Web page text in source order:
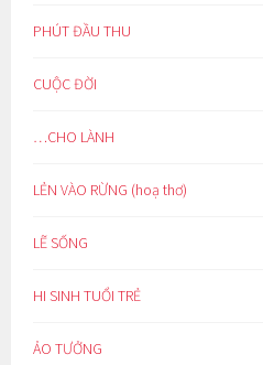
PHÚT ĐẦU THU
CUỘC ĐỜI
…CHO LÀNH
LẺN VÀO RỪNG (hoạ thơ)
LẼ SỐNG
HI SINH TUỔI TRẺ
ẢO TƯỞNG